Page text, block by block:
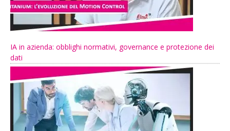
IA in azienda: obblighi normativi, governance e protezione dei
dati